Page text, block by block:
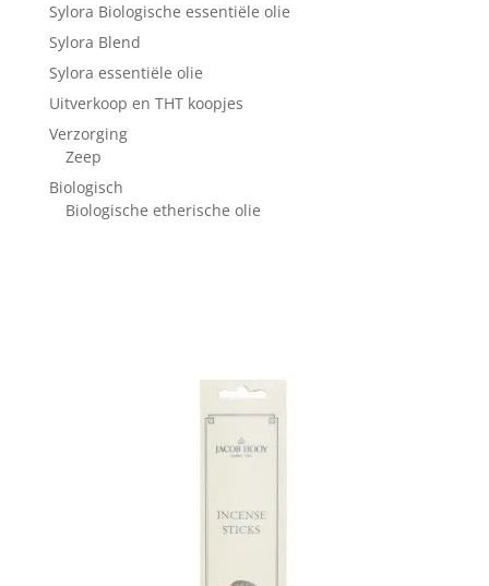
Sylora Biologische essentiële olie
Sylora Blend
Sylora essentiële olie
Uitverkoop en THT koopjes
Verzorging
Zeep
Biologisch
Biologische etherische olie